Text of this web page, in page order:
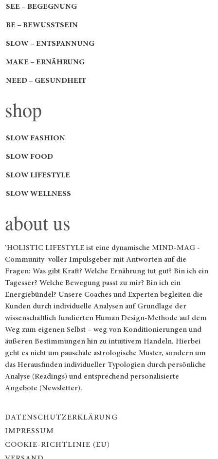
SEE – BEGEGNUNG
BE – BEWUSSTSEIN
SLOW – ENTSPANNUNG
MAKE – ERNÄHRUNG
NEED – GESUNDHEIT
shop
SLOW FASHION
SLOW FOOD
SLOW LIFESTYLE
SLOW WELLNESS
about us
‘HOLISTIC LIFESTYLE ist eine dynamische MIND-MAG -
Community voller Impulsgeber mit Antworten auf die
Fragen: Was gibt Kraft? Welche Ernährung tut gut? Bin ich ein
Tagesser? Welche Bewegung passt zu mir? Bin ich ein
Energiebündel? Unsere Coaches und Experten begleiten die
Kunden durch individuelle Analysen auf Grundlage der
wissenschaftlich fundierten Human Design-Methode auf dem
Weg zum eigenen Selbst – weg von Konditionierungen und
äußeren Bestimmungen hin zu intuitivem Handeln. Hierbei
geht es nicht um pauschale astrologische Muster, sondern um
das Herausfinden individueller Typologien durch persönliche
Analyse (Readings) und entsprechend personalisierte
Angebote (Newsletter).
DATENSCHUTZERKLÄRUNG
IMPRESSUM
COOKIE-RICHTLINIE (EU)